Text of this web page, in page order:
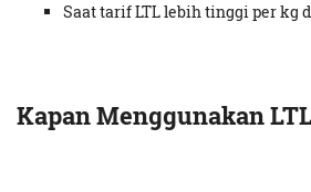
Saat tarif LTL lebih tinggi per kg
Kapan Menggunakan